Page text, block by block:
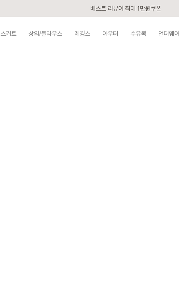
베스트 리뷰어 최대 1만원쿠폰
스커트 상의/블라우스 레깅스 아우터 수유복 언더웨어